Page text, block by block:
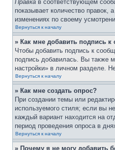
Правка в соответствующем
показывает количество
изменениях по своему
Вернуться к началу
» Как мне добавить подпись
Чтобы добавить подпись к
подпись добавилась. Вы также
настройки» в личном разделе.
Вернуться к началу
» Как мне создать опрос?
При создании темы или
используемого стиля; если вы
каждый вариант находится на
период проведения опроса в
Вернуться к началу
» Почему я не могу добавить